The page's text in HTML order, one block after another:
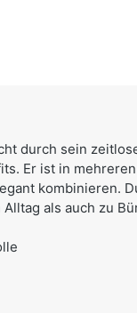
durch sein
Er ist in
kombinieren.
als auch zu